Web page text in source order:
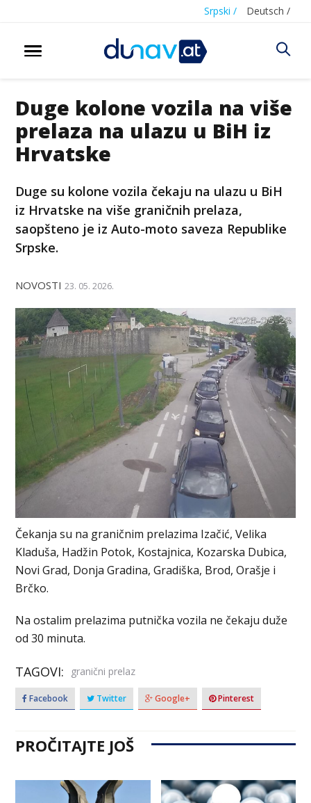
Srpski / Deutsch /
Duge kolone vozila na više
prelaza na ulazu u BiH iz
Hrvatske
Duge su kolone vozila čekaju na ulazu u BiH
iz Hrvatske na više graničnih prelaza,
saopšteno je iz Auto-moto saveza Republike
Srpske.
NOVOSTI 23. 05. 2026.
Čekanja su na graničnim prelazima Izačić, Velika
Kladuša, Hadžin Potok, Kostajnica, Kozarska Dubica,
Novi Grad, Donja Gradina, Gradiška, Brod, Orašje i
Brčko.
Na ostalim prelazima putnička vozila ne čekaju duže
od 30 minuta.
TAGOVI: granični prelaz
Facebook Twitter Google+ Pinterest
PROČITAJTE JOŠ